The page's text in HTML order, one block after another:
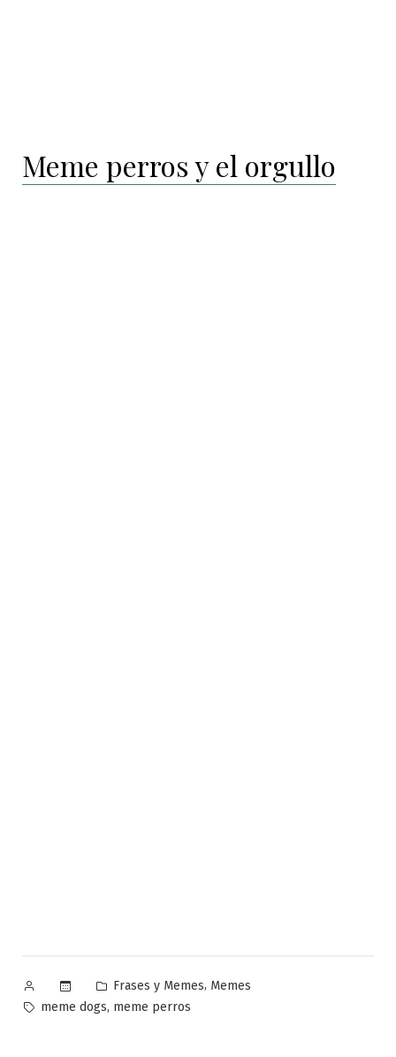
Meme perros y el orgullo
Publicado
por
Publicado
en
Frases y Memes, Memes
Etiquetas:
meme dogs, meme perros